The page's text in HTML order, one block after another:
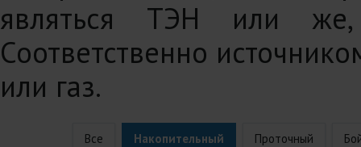
являться ТЭН или же,
Соответственно
или газ.
Все Накопительный Проточный